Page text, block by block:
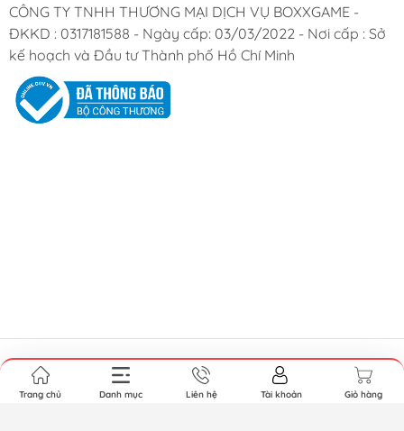
CÔNG TY TNHH THƯƠNG MẠI DỊCH VỤ BOXXGAME -
ĐKKD : 0317181588 - Ngày cấp: 03/03/2022 - Nơi cấp : Sở
kế hoạch và Đầu tư Thành phố Hồ Chí Minh
©Bản quyền thuộc vềBoxx Shop. Cung cấp bởi Sapo.
Trang chủ Danh mục Liên hệ Tài khoản Giỏ hàng